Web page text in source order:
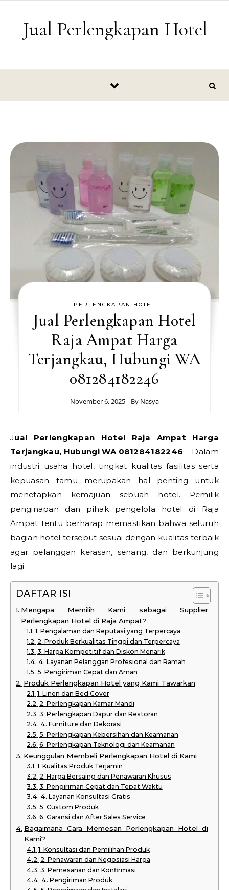
Jual Perlengkapan Hotel
PERLENGKAPAN HOTEL
Jual Perlengkapan Hotel
Raja Ampat Harga
Terjangkau, Hubungi WA
081284182246
November 6, 2025 - By Nasya
Jual Perlengkapan Hotel Raja Ampat Harga
Terjangkau, Hubungi WA 081284182246 – Dalam
industri usaha hotel, tingkat kualitas fasilitas serta
kepuasan tamu merupakan hal penting untuk
menetapkan kemajuan sebuah hotel. Pemilik
penginapan dan pihak pengelola hotel di Raja
Ampat tentu berharap memastikan bahwa seluruh
bagian hotel tersebut sesuai dengan kualitas terbaik
agar pelanggan kerasan, senang, dan berkunjung
lagi.
DAFTAR ISI
Mengapa Memilih Kami sebagai Supplier
Perlengkapan Hotel di Raja Ampat?
1. Pengalaman dan Reputasi yang Terpercaya
2. Produk Berkualitas Tinggi dan Terpercaya
3. Harga Kompetitif dan Diskon Menarik
4. Layanan Pelanggan Profesional dan Ramah
5. Pengiriman Cepat dan Aman
Produk Perlengkapan Hotel yang Kami Tawarkan
1. Linen dan Bed Cover
2. Perlengkapan Kamar Mandi
3. Perlengkapan Dapur dan Restoran
4. Furniture dan Dekorasi
5. Perlengkapan Kebersihan dan Keamanan
6. Perlengkapan Teknologi dan Keamanan
Keunggulan Membeli Perlengkapan Hotel di Kami
1. Kualitas Produk Terjamin
2. Harga Bersaing dan Penawaran Khusus
3. Pengiriman Cepat dan Tepat Waktu
4. Layanan Konsultasi Gratis
5. Custom Produk
6. Garansi dan After Sales Service
Bagaimana Cara Memesan Perlengkapan Hotel di
Kami?
1. Konsultasi dan Pemilihan Produk
2. Penawaran dan Negosiasi Harga
3. Pemesanan dan Konfirmasi
4. Pengiriman Produk